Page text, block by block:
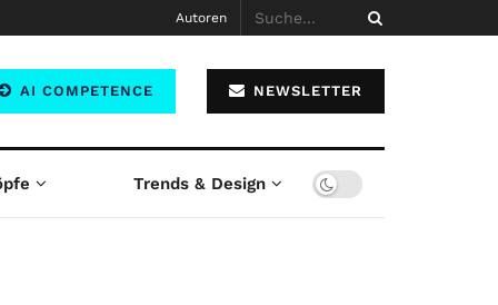
Autoren
AI COMPETENCE NEWSLETTER
Trends & Design